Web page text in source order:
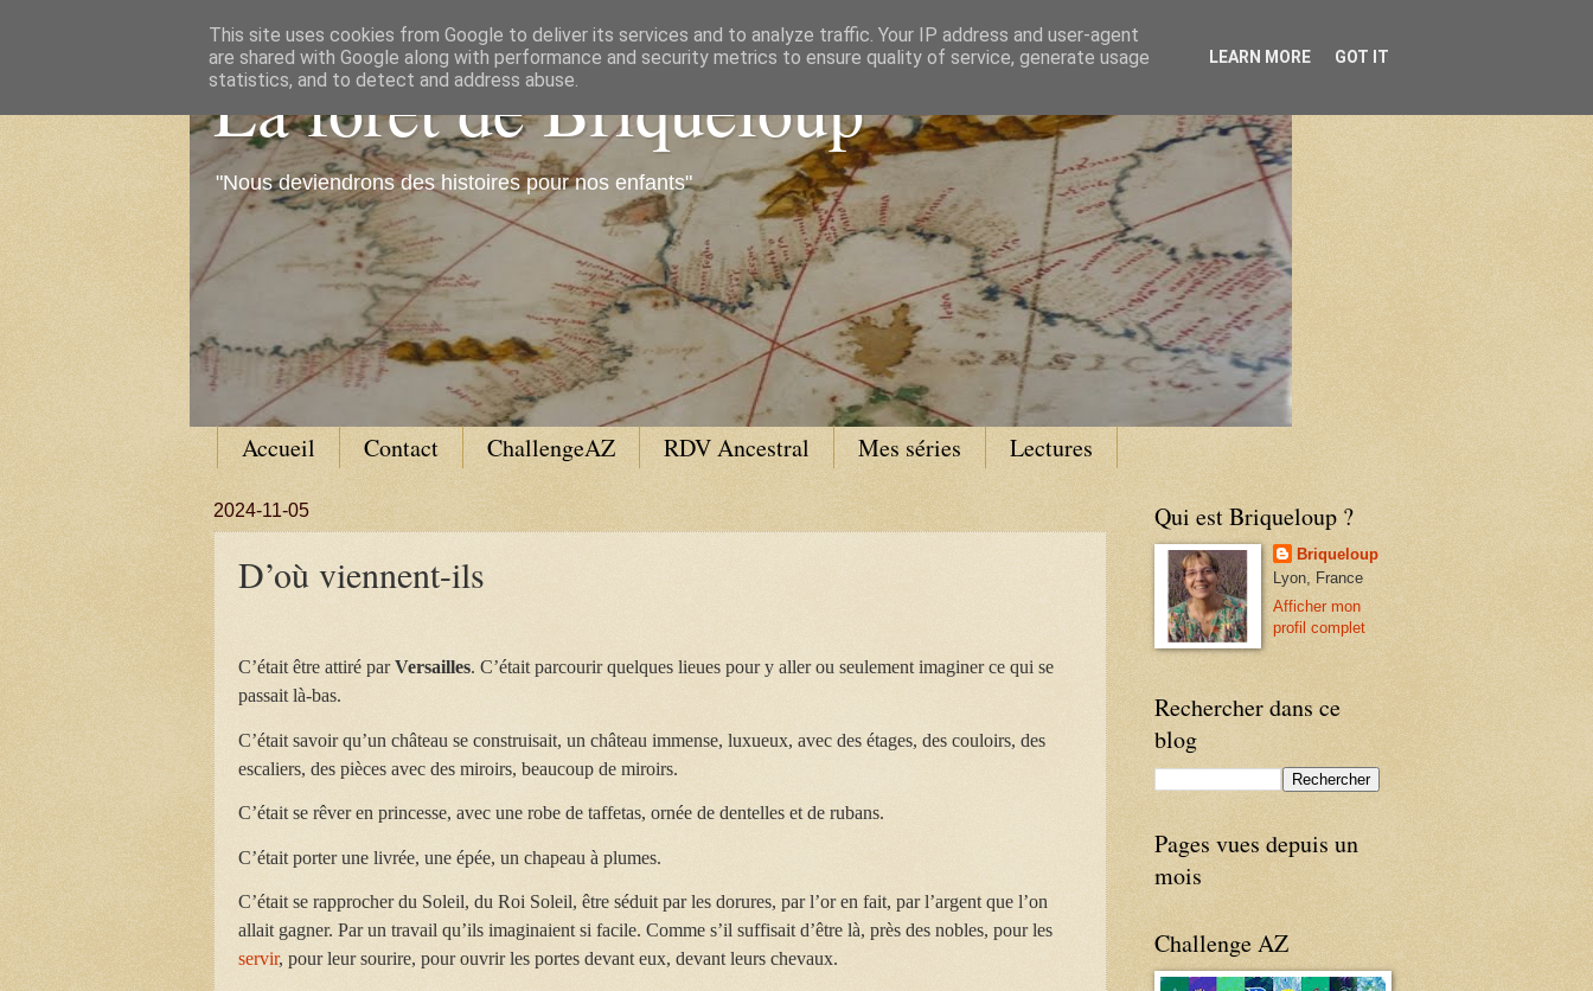
La forêt de Briqueloup
"Nous deviendrons des histoires pour nos enfants"
Accueil Contact ChallengeAZ RDV Ancestral Mes séries Lectures
2024-11-05
D’où viennent-ils
C’était être attiré parVersailles. C’était parcourir quelques lieues pour y aller ou seulement imaginer ce qui se
passait là-bas.
C’était savoir qu’un château se construisait, un château immense, luxueux, avec des étages, des couloirs, des
escaliers, des pièces avec des miroirs, beaucoup de miroirs.
C’était se rêver en princesse, avec une robe de taffetas, ornée de dentelles et de rubans.
C’était porter une livrée, une épée, un chapeau à plumes.
C’était se rapprocher du Soleil, du Roi Soleil, être séduit par les dorures, par l’or en fait, par l’argent que l’on
allait gagner. Par un travail qu’ils imaginaient si facile. Comme s’il suffisait d’être là, près des nobles, pour les
servir, pour leur sourire, pour ouvrir les portes devant eux, devant leurs chevaux.
Qui est Briqueloup ?
Briqueloup
Lyon, France
Afficher mon
profil complet
Rechercher dans ce
blog
Pages vues depuis un
mois
Challenge AZ
This site uses cookies from Google to deliver its services and to analyze traffic. Your IP address and user-agent
are shared with Google along with performance and security metrics to ensure quality of service, generate usage
statistics, and to detect and address abuse.
LEARN MORE GOT IT